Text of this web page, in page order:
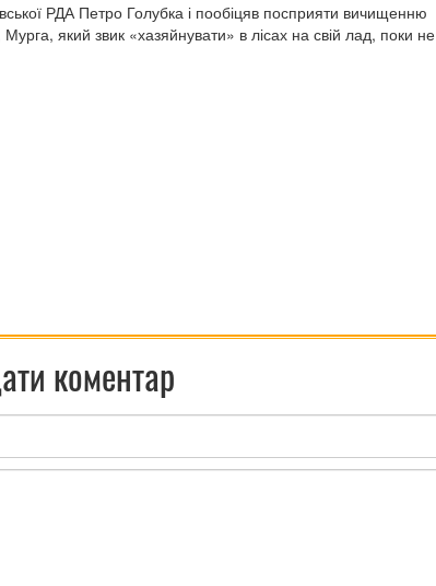
РДА Петро Голубка і пообіцяв посприяти вичищенню
який звик «хазяйнувати» в лісах на свій лад, поки не
коментар